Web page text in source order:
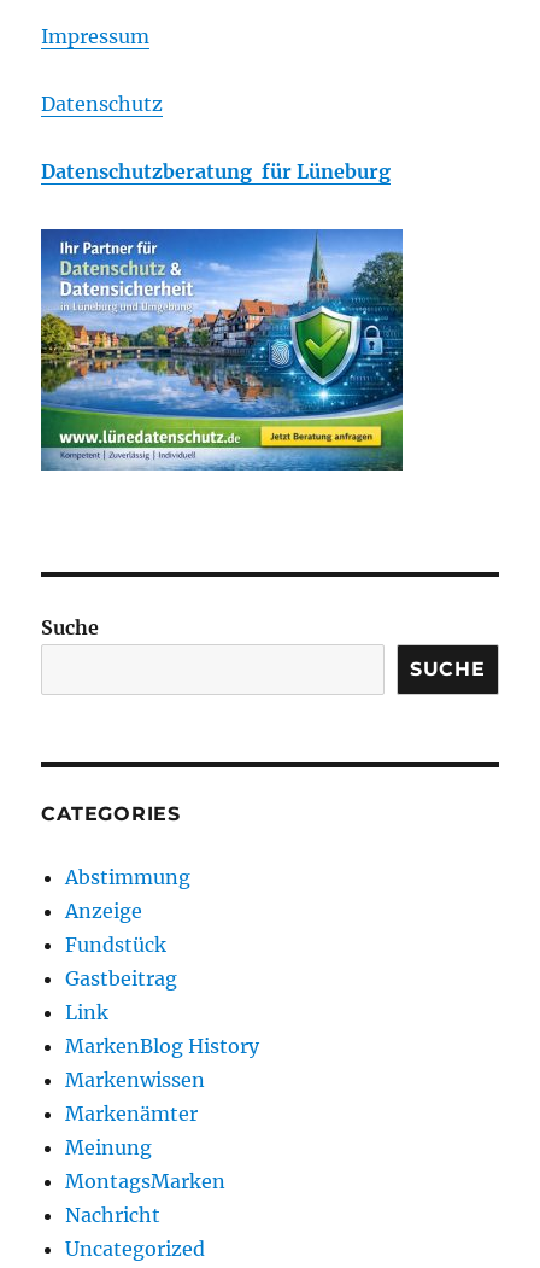
Impressum
Datenschutz
Datenschutzberatung für Lüneburg
Suche
SUCHE
CATEGORIES
Abstimmung
Anzeige
Fundstück
Gastbeitrag
Link
MarkenBlog History
Markenwissen
Markenämter
Meinung
MontagsMarken
Nachricht
Uncategorized